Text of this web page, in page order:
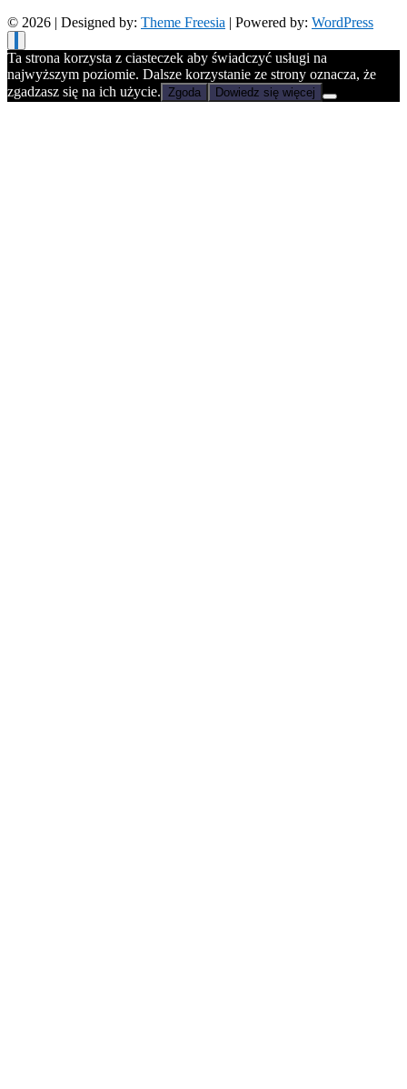
© 2026 | Designed by: Theme Freesia | Powered by: WordPress
Ta strona korzysta z ciasteczek aby świadczyć usługi na
najwyższym poziomie. Dalsze korzystanie ze strony oznacza, że
zgadzasz się na ich użycie.
Zgoda Dowiedz się więcej